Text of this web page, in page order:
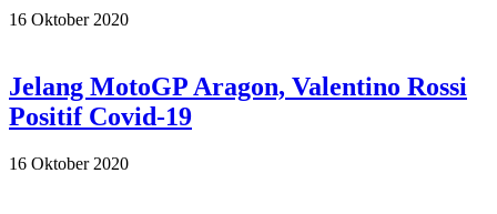
2020-
16 Oktober 2020
Jelang MotoGP Aragon, Valentino Rossi
Positif Covid-19
2020-
16 Oktober 2020